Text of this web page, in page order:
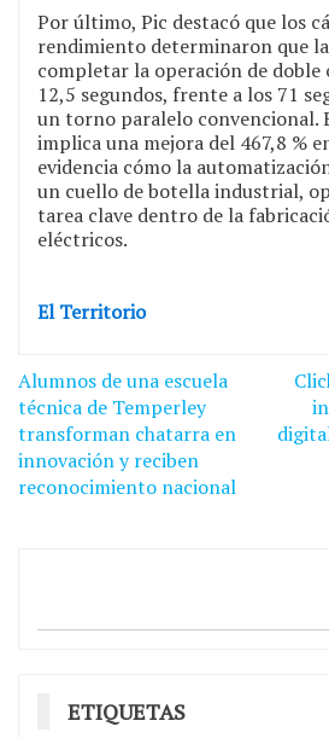
Por último, Pic destacó que los
rendimiento determinaron que
completar la operación de doble
12,5 segundos, frente a los 71
un torno paralelo convencional.
implica una mejora del 467,8 %
evidencia cómo la
un cuello de botella industrial,
tarea clave dentro de la
eléctricos.
El Territorio
Navegación
de
entradas
Alumnos de una escuela
técnica de Temperley
transforman chatarra en
innovación y reciben
reconocimiento nacional
ETIQUETAS